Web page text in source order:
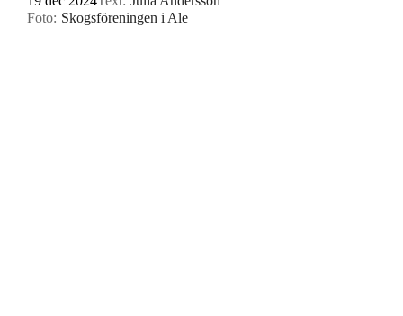
Foto: Skogsföreningen i Ale